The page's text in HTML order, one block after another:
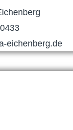
eichenberg.de